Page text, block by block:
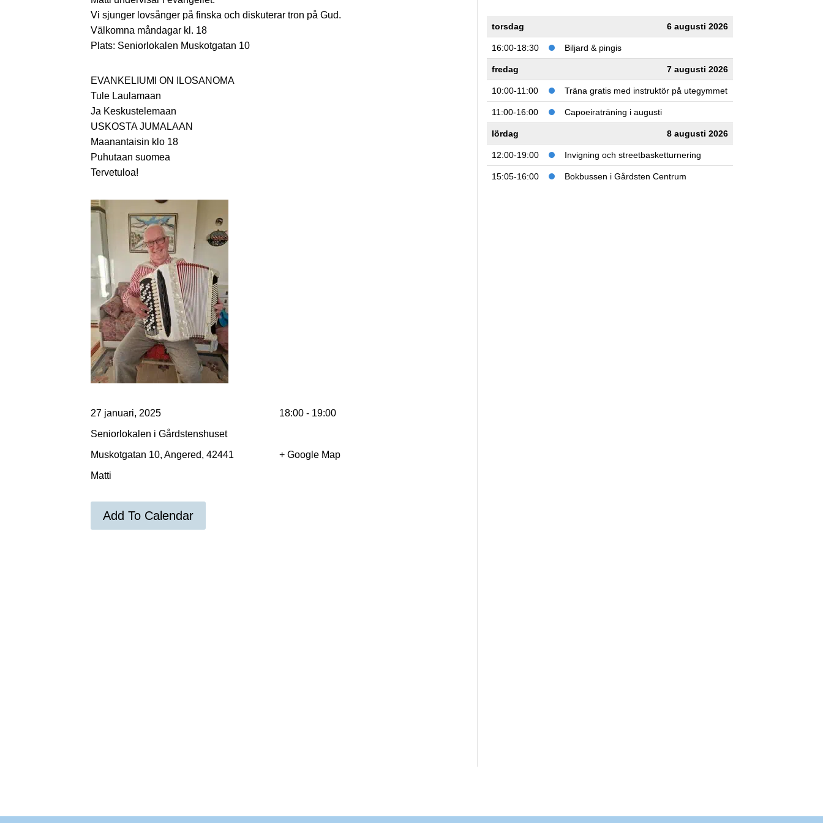
Vi sjunger lovsånger på finska och diskuterar tron på Gud.
Välkomna måndagar kl. 18
Plats: Seniorlokalen Muskotgatan 10
EVANKELIUMI ON ILOSANOMA
Tule Laulamaan
Ja Keskustelemaan
USKOSTA JUMALAAN
Maanantaisin klo 18
Puhutaan suomea
Tervetuloa!
27 januari, 2025
18:00 - 19:00
Seniorlokalen i Gårdstenshuset
Muskotgatan 10, Angered, 42441
+ Google Map
Matti
Add To Calendar
torsdag 6 augusti 2026
16:00-18:30 Biljard & pingis
fredag 7 augusti 2026
10:00-11:00 Träna gratis med instruktör på utegymmet
11:00-16:00 Capoeiraträning i augusti
lördag 8 augusti 2026
12:00-19:00 Invigning och streetbasketturnering
15:05-16:00 Bokbussen i Gårdsten Centrum